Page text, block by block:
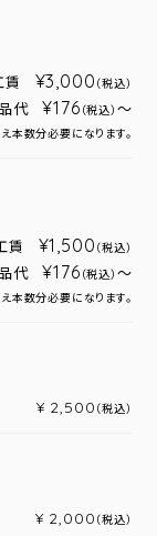
賃 ¥3,000 （税込）
代 ¥176 （税込） ～
本数分必要になります。
賃 ¥1,500 （税込）
代 ¥176 （税込） ～
本数分必要になります。
¥ 2,500 （税込）
¥ 2,000 （税込）